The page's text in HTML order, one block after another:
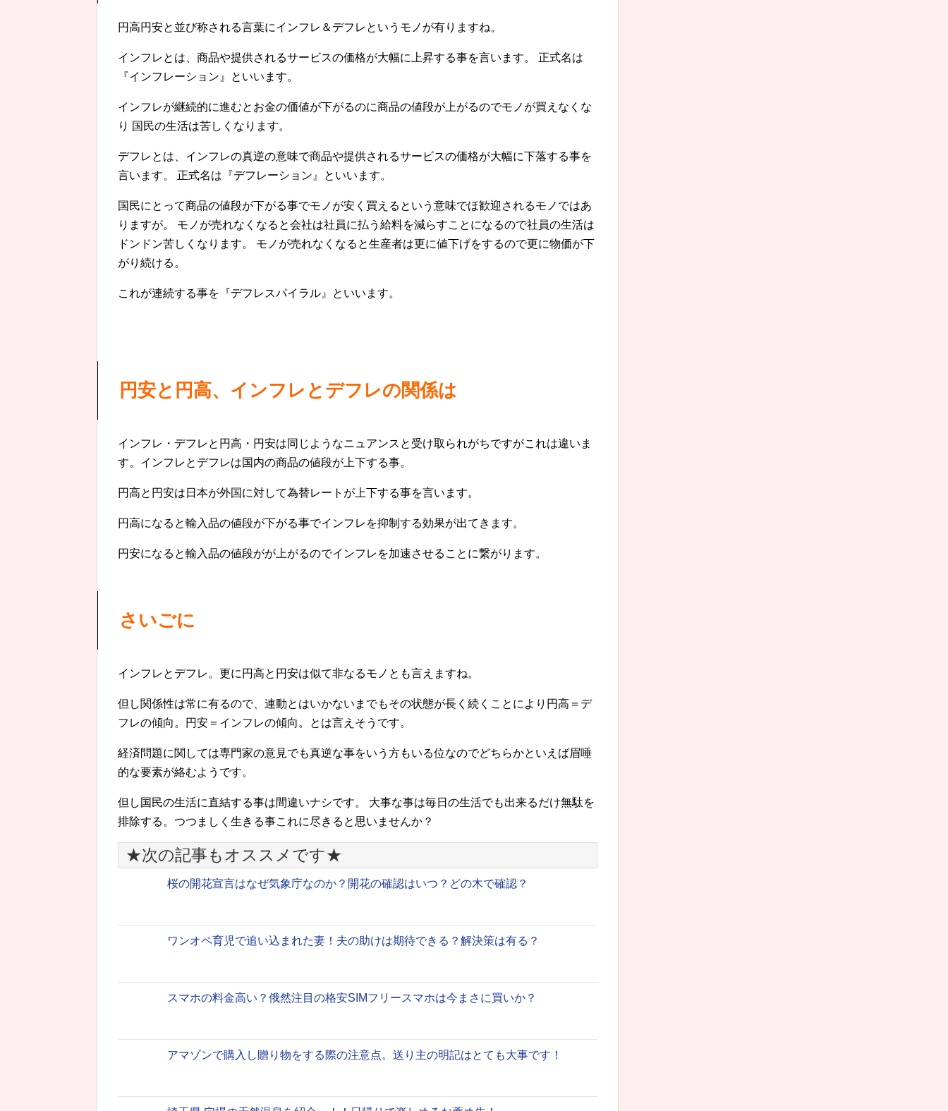
円高円安と並び称される言葉にインフレ＆デフレというモノが有りますね。
インフレとは、商品や提供されるサービスの価格が大幅に上昇する事を言います。 正式名は
『インフレーション』といいます。
インフレが継続的に進むとお金の価値が下がるのに商品の値段が上がるのでモノが買えなくな
り 国民の生活は苦しくなります。
デフレとは、インフレの真逆の意味で商品や提供されるサービスの価格が大幅に下落する事を
言います。 正式名は『デフレーション』といいます。
国民にとって商品の値段が下がる事でモノが安く買えるという意味でほ歓迎されるモノではあ
りますが。 モノが売れなくなると会社は社員に払う給料を減らすことになるので社員の生活は
ドンドン苦しくなります。 モノが売れなくなると生産者は更に値下げをするので更に物価が下
がり続ける。
これが連続する事を『デフレスパイラル』といいます。
円安と円高、インフレとデフレの関係は
インフレ・デフレと円高・円安は同じようなニュアンスと受け取られがちですがこれは違いま
す。インフレとデフレは国内の商品の値段が上下する事。
円高と円安は日本が外国に対して為替レートが上下する事を言います。
円高になると輸入品の値段が下がる事でインフレを抑制する効果が出てきます。
円安になると輸入品の値段がが上がるのでインフレを加速させることに繋がります。
さいごに
インフレとデフレ。更に円高と円安は似て非なるモノとも言えますね。
但し関係性は常に有るので、連動とはいかないまでもその状態が長く続くことにより円高＝デ
フレの傾向。円安＝インフレの傾向。とは言えそうです。
経済問題に関しては専門家の意見でも真逆な事をいう方もいる位なのでどちらかといえば眉唾
的な要素が絡むようです。
但し国民の生活に直結する事は間違いナシです。 大事な事は毎日の生活でも出来るだけ無駄を
排除する。つつましく生きる事これに尽きると思いませんか？
★次の記事もオススメです★
桜の開花宣言はなぜ気象庁なのか？開花の確認はいつ？どの木で確認？
ワンオペ育児で追い込まれた妻！夫の助けは期待できる？解決策は有る？
スマホの料金高い？俄然注目の格安SIMフリースマホは今まさに買いか？
アマゾンで購入し贈り物をする際の注意点。送り主の明記はとても大事です！